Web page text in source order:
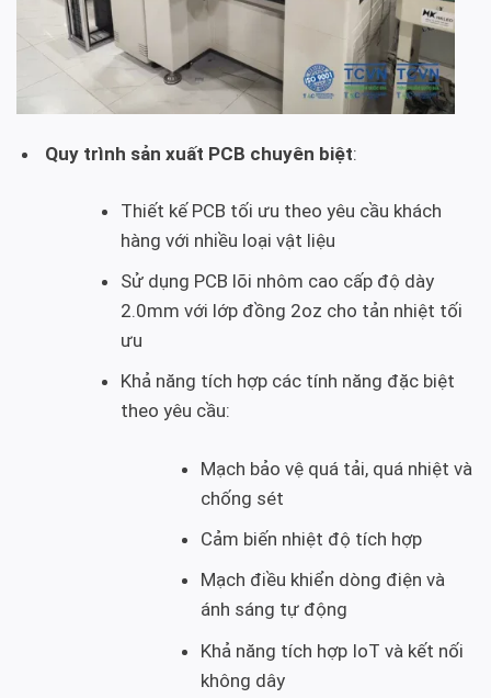
Quy trình sản xuất PCB chuyên biệt:
Thiết kế PCB tối ưu theo yêu cầu khách
hàng với nhiều loại vật liệu
Sử dụng PCB lõi nhôm cao cấp độ dày
2.0mm với lớp đồng 2oz cho tản nhiệt tối
ưu
Khả năng tích hợp các tính năng đặc biệt
theo yêu cầu:
Mạch bảo vệ quá tải, quá nhiệt và
chống sét
Cảm biến nhiệt độ tích hợp
Mạch điều khiển dòng điện và
ánh sáng tự động
Khả năng tích hợp IoT và kết nối
không dây